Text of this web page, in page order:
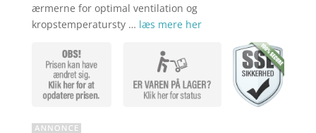
ærmerne for optimal ventilation og
kropstemperatursty … læs mere her